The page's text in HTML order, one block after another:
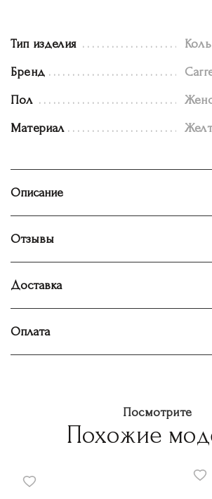
Тип изделия
Бренд
Пол
Материал
Описание
Отзывы
Доставка
Оплата
Посмотрите
Похожие